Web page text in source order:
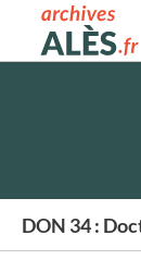
Archives
DON 34 :